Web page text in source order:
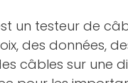
un testeur de
données,
câbles sur une